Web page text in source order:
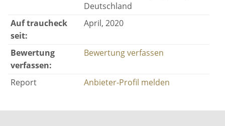
Deutschland
Auf traucheck
seit:
April, 2020
Bewertung
verfassen:
Bewertung verfassen
Report Anbieter-Profil melden